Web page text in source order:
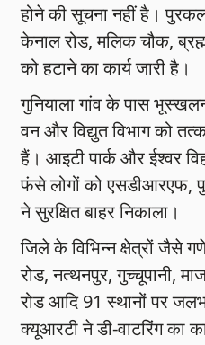
होने की सूचना नहीं है। पुरकल
केनाल रोड, मलिक चौक,
को हटाने का कार्य जारी है।
गुनियाला गांव के पास
वन और विद्युत विभाग को
हैं। आइटी पार्क और ईश्वर
फंसे लोगों को एसडीआरएफ,
ने सुरक्षित बाहर निकाला।
जिले के विभिन्न क्षेत्रों जैसे
रोड, नत्थनपुर, गुच्चूपानी,
रोड आदि 91 स्थानों पर
क्यूआरटी ने डी-वाटरिंग का